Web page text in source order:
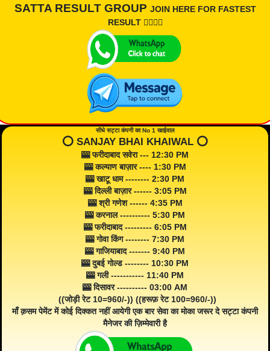
SATTA RESULT GROUP JOIN HERE FOR FASTEST
RESULT 👇🏾👇🏾
सीधे सट्टा कंपनी का No 1 खाईवाल
⭕️ SANJAY BHAI KHAIWAL ⭕️
🎰 फरीदाबाद सवेरा --- 12:30 PM
🎰 कल्याण बाज़ार ---- 1:30 PM
🎰 खाटू धाम -------- 2:30 PM
🎰 दिल्ली बाज़ार ------ 3:05 PM
🎰 श्री गणेश ------ 4:35 PM
🎰 करनाल ---------- 5:30 PM
🎰 फरीदाबाद --------- 6:05 PM
🎰 गोवा किंग -------- 7:30 PM
🎰 गाजियाबाद ------- 9:40 PM
🎰 दुबई गोल्ड -------- 10:30 PM
🎰 गली ----------- 11:40 PM
🎰 दिसावर ---------- 03:00 AM
((जोड़ी रेट 10=960/-)) ((हरूफ़ रेट 100=960/-))
माँ क़सम पेमेंट में कोई दिक्कत नहीं आयेगी एक बार सेवा का मोका जरूर दे सट्टा कंपनी
मैनेजर की ज़िम्मेवारी है